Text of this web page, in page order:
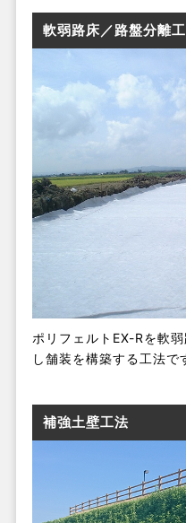
軟弱路床／路盤分離
ポリフェルトEX-Rを軟
し舗装を構築する工法で
補強土壁工法